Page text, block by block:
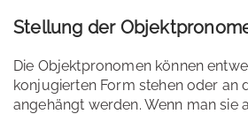
Stellung der
Die Objektpronomen können
konjugierten Form stehen oder an
angehängt werden. Wenn man sie